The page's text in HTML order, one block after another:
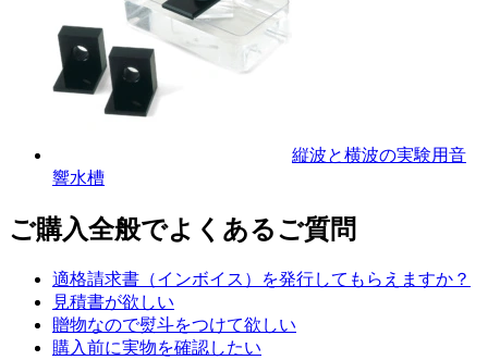
縦波と横波の実験用音
響水槽
ご購入全般でよくあるご質問
適格請求書（インボイス）を発行してもらえますか？
見積書が欲しい
贈物なので熨斗をつけて欲しい
購入前に実物を確認したい